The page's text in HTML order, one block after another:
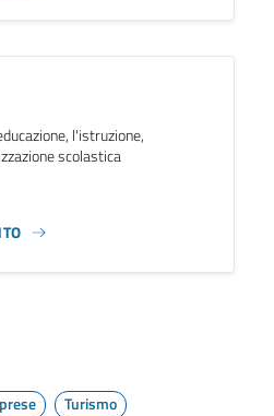
l'istruzione,
scolastica
Turismo